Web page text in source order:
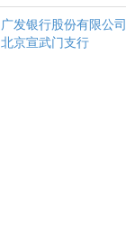
广发银行股份有限公司
北京宣武门支行